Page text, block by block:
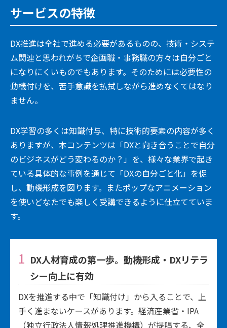
サービスの特徴
DX推進は全社で進める必要があるものの、技術・システ
ム関連と思われがちで企画職・事務職の方々は自分ごと
になりにくいものでもあります。そのためには必要性の
動機付けを、苦手意識を払拭しながら進めなくてはなり
ません。
DX学習の多くは知識付与、特に技術的要素の内容が多く
ありますが、本コンテンツは「DXと向き合うことで自分
のビジネスがどう変わるのか？」を、様々な業界で起き
ている具体的な事例を通じて「DXの自分ごと化」を促
し、動機形成を図ります。またポップなアニメーション
を使いどなたでも楽しく受講できるように仕立てていま
す。
DX人材育成の第一歩。動機形成・DXリテラ
シー向上に有効
DXを推進する中で「知識付け」から入ることで、上
手く進まないケースがあります。経済産業省・IPA
（独立行政法人情報処理推進機構）が提唱する、全